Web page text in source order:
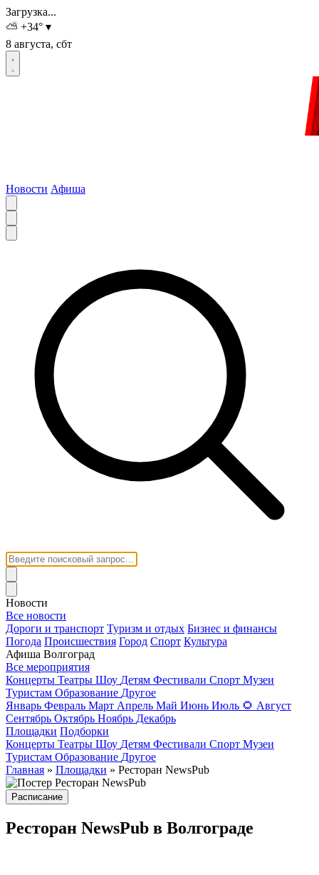
Загрузка...
⛅ +34° ▾
8 августа, сбт
Новости Афиша
Новости
Все новости
Дороги и транспорт Туризм и отдых Бизнес и финансы
Погода Происшествия Город Спорт Культура
Афиша Волгоград
Все мероприятия
Концерты Театры Шоу Детям Фестивали Спорт Музеи
Туристам Образование Другое
Январь Февраль Март Апрель Май Июнь Июль 🌻 Август
Сентябрь Октябрь Ноябрь Декабрь
Площадки Подборки
Концерты Театры Шоу Детям Фестивали Спорт Музеи
Туристам Образование Другое
Главная » Площадки » Ресторан NewsPub
Расписание
Ресторан NewsPub в Волгограде